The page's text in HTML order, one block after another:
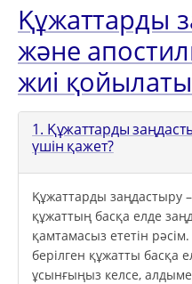
Құжаттарды
және
жиі
1. Құжаттарды
үшін қажет?
Құжаттарды заңдастыру
құжаттың басқа елде
қамтамасыз ететін
берілген құжатты басқа
ұсынғыңыз келсе,